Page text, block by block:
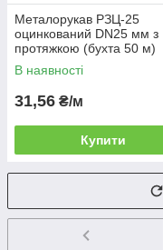
Металорукав РЗЦ‑25
оцинкований DN25 мм з
протяжкою (бухта 50 м)
В наявності
31,56 ₴/м
Купити